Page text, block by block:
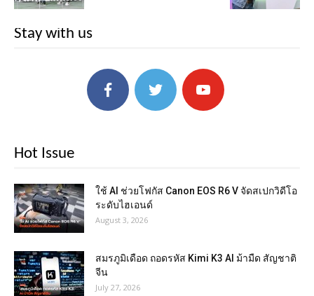
Stay with us
Hot Issue
ใช้ AI ช่วยโฟกัส Canon EOS R6 V จัดสเปกวิดีโอ
ระดับไฮเอนด์
August 3, 2026
สมรภูมิเดือด ถอดรหัส Kimi K3 AI ม้ามืด สัญชาติ
จีน
July 27, 2026